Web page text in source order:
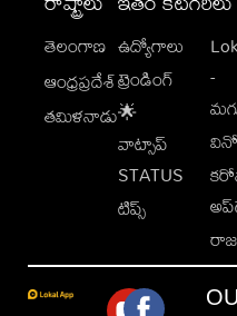
తెలంగాణ
ఆంధ్రప్రదేశ్
తమిళనాడు
ఉద్యోగాలు
ట్రెండింగ్
🌟
వాట్సాప్
STATUS
టిప్స్
-